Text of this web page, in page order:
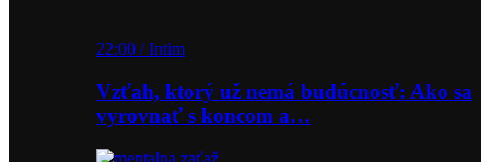
22:00 / Intim
Vzťah, ktorý už nemá budúcnosť: Ako sa
vyrovnať s koncom a…